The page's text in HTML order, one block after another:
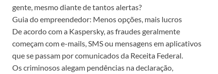
gente, mesmo diante de tantos alertas?
Guia do empreendedor: Menos opções, mais lucros
De acordo com a Kaspersky, as fraudes geralmente
começam com e-mails, SMS ou mensagens em aplicativos
que se passam por comunicados da Receita Federal.
Os criminosos alegam pendências na declaração,